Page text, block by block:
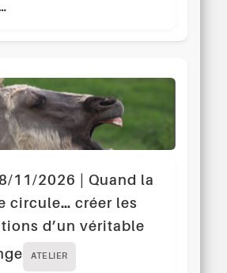
11/2026 | Quand la
circule… créer les
d’un véritable
ATELIER